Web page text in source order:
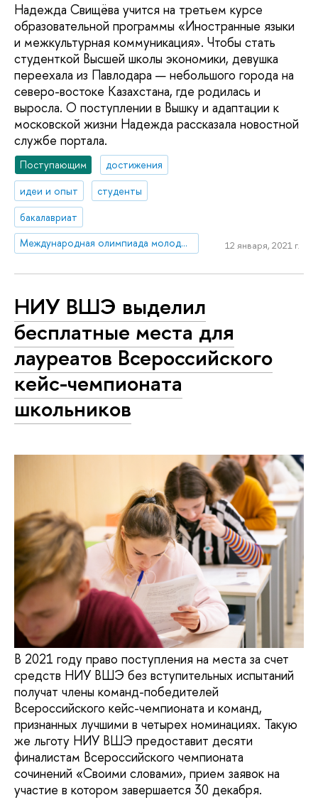
Надежда Свищёва учится на третьем курсе
образовательной программы «Иностранные языки
и межкультурная коммуникация». Чтобы стать
студенткой Высшей школы экономики, девушка
переехала из Павлодара — небольшого города на
северо-востоке Казахстана, где родилась и
выросла. О поступлении в Вышку и адаптации к
московской жизни Надежда рассказала новостной
службе портала.
Поступающим
достижения
идеи и опыт
студенты
бакалавриат
Международная олимпиада молодежи
12 января, 2021 г.
НИУ ВШЭ выделил
бесплатные места для
лауреатов Всероссийского
кейс-чемпионата
школьников
В 2021 году право поступления на места за счет
средств НИУ ВШЭ без вступительных испытаний
получат члены команд-победителей
Всероссийского кейс-чемпионата и команд,
признанных лучшими в четырех номинациях. Такую
же льготу НИУ ВШЭ предоставит десяти
финалистам Всероссийского чемпионата
сочинений «Своими словами», прием заявок на
участие в котором завершается 30 декабря.